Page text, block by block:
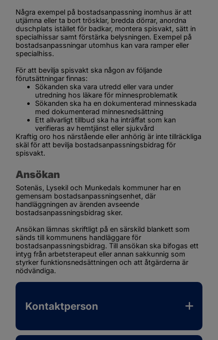
Några exempel på bostadsanpassning inomhus är att
utjämna eller ta bort trösklar, bredda dörrar, anordna
duschplats istället för badkar, montera spisvakt, sätt in
specialhissar samt förstärka belysningen. Exempel på
bostadsanpassningar utomhus kan vara ramper eller
specialhiss.
För att bevilja spisvakt ska någon av följande
förutsättningar finnas:
Sökanden ska vara utredd eller vara under
utredning hos läkare för minnesproblematik
Sökanden ska ha en dokumenterad minnesskada
med dokumenterad minnesnedsättning
Ett allvarligt tillbud ska ha inträffat som kan
verifieras av hemtjänst eller sjukvård
Kraftig oro hos närstående eller anhörig är inte tillräckliga
skäl för att bevilja bostadsanpassningsbidrag för
spisvakt.
Ansökan
Sotenäs, Lysekil och Munkedals kommuner har en
gemensam bostadsanpassningsenhet, där
handläggningen av ärenden avseende
bostadsanpassningsbidrag sker.
Ansökan lämnas skriftligt på en särskild blankett som
sänds till kommunens handläggare för
bostadsanpassningsbidrag. Till ansökan ska bifogas ett
intyg från arbetsterapeut eller annan sakkunnig som
styrker funktionsnedsättningen och att åtgärderna är
nödvändiga.
Kontaktperson